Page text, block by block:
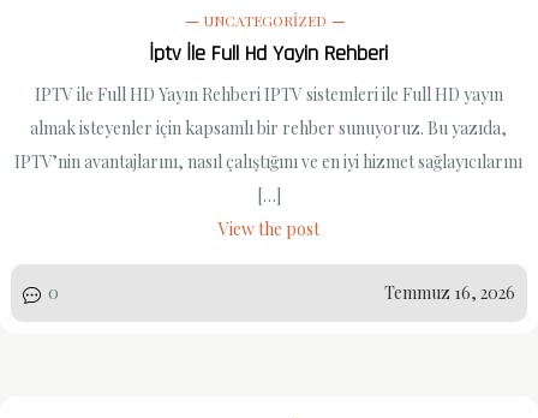
UNCATEGORIZED
İptv İle Full Hd Yayin Rehberi
IPTV ile Full HD Yayın Rehberi IPTV sistemleri ile Full HD yayın
almak isteyenler için kapsamlı bir rehber sunuyoruz. Bu yazıda,
IPTV’nin avantajlarını, nasıl çalıştığını ve en iyi hizmet sağlayıcılarını
[…]
View the post
0 Temmuz 16, 2026